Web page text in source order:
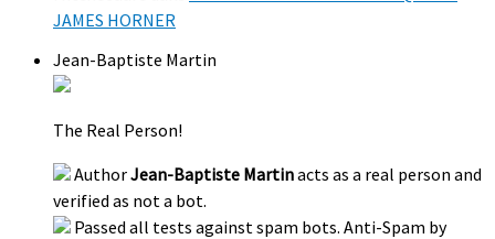
JAMES HORNER
Jean-Baptiste Martin
The Real Person!
AuthorJean-Baptiste Martinacts as a real person and
verified as not a bot.
Passed all tests against spam bots. Anti-Spam by